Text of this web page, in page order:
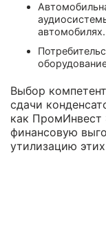
автомобилях.
Выбор
сдачи
как ПромИнвест
финансовую
утилизацию